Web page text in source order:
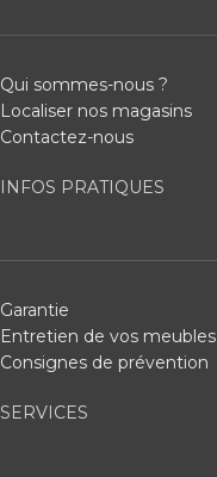
Qui sommes-nous ?
Localiser nos magasins
Contactez-nous
INFOS PRATIQUES
Garantie
Entretien de vos meubles
Consignes de prévention
SERVICES